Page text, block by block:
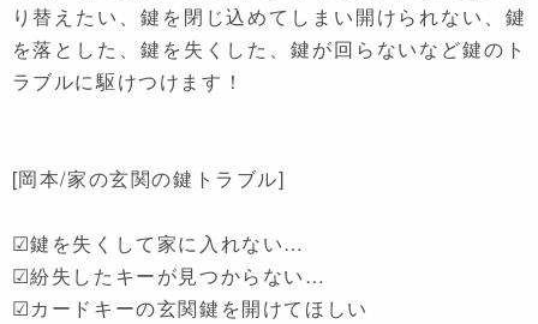
り替えたい、鍵を閉じ込めてしまい開けられない、鍵
を落とした、鍵を失くした、鍵が回らないなど鍵のト
ラブルに駆けつけます！
[岡本/家の玄関の鍵トラブル]
☑鍵を失くして家に入れない…
☑紛失したキーが見つからない…
☑カードキーの玄関鍵を開けてほしい